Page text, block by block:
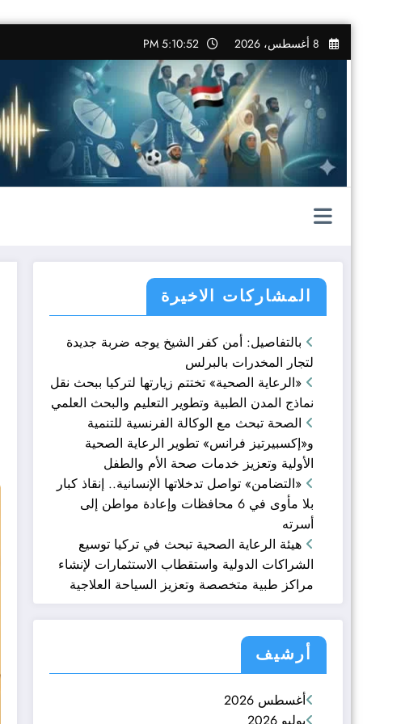
التجاوز
إلى
المحتوى
8 أغسطس، 2026 5:10:53 PM
المشاركات الاخيرة
بالتفاصيل: أمن كفر الشيخ يوجه ضربة جديدة
لتجار المخدرات بالبرلس
«الرعاية الصحية» تختتم زيارتها لتركيا ببحث نقل
نماذج المدن الطبية وتطوير التعليم والبحث العلمي
الصحة تبحث مع الوكالة الفرنسية للتنمية
و«إكسبيرتيز فرانس» تطوير الرعاية الصحية
الأولية وتعزيز خدمات صحة الأم والطفل
«التضامن» تواصل تدخلاتها الإنسانية.. إنقاذ كبار
بلا مأوى في 6 محافظات وإعادة مواطن إلى
أسرته
هيئة الرعاية الصحية تبحث في تركيا توسيع
الشراكات الدولية واستقطاب الاستثمارات لإنشاء
مراكز طبية متخصصة وتعزيز السياحة العلاجية
أرشيف
أغسطس 2026